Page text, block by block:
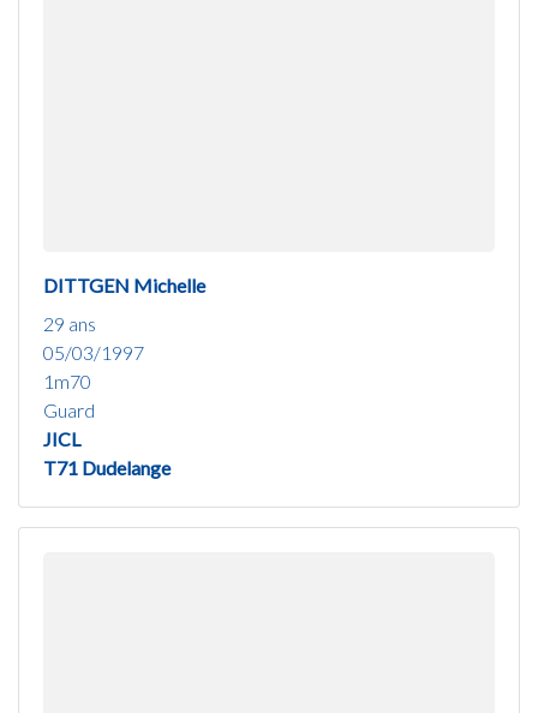
DITTGEN Michelle
29 ans
05/03/1997
1m70
Guard
JICL
T71 Dudelange